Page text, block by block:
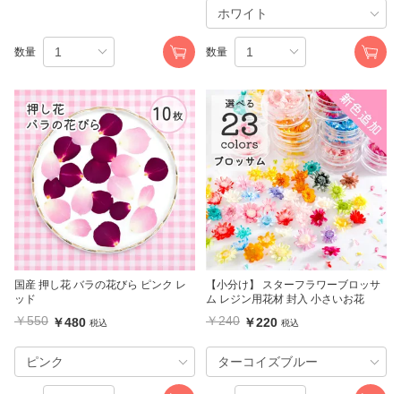
数量 数量
国産 押し花 バラの花びら ピンク レ
ッド
￥550 ￥480 税込
【小分け】 スターフラワーブロッサ
ム レジン用花材 封入 小さいお花
￥240 ￥220 税込